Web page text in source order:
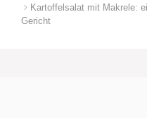
Kartoffelsalat mit Makrele:
Gericht